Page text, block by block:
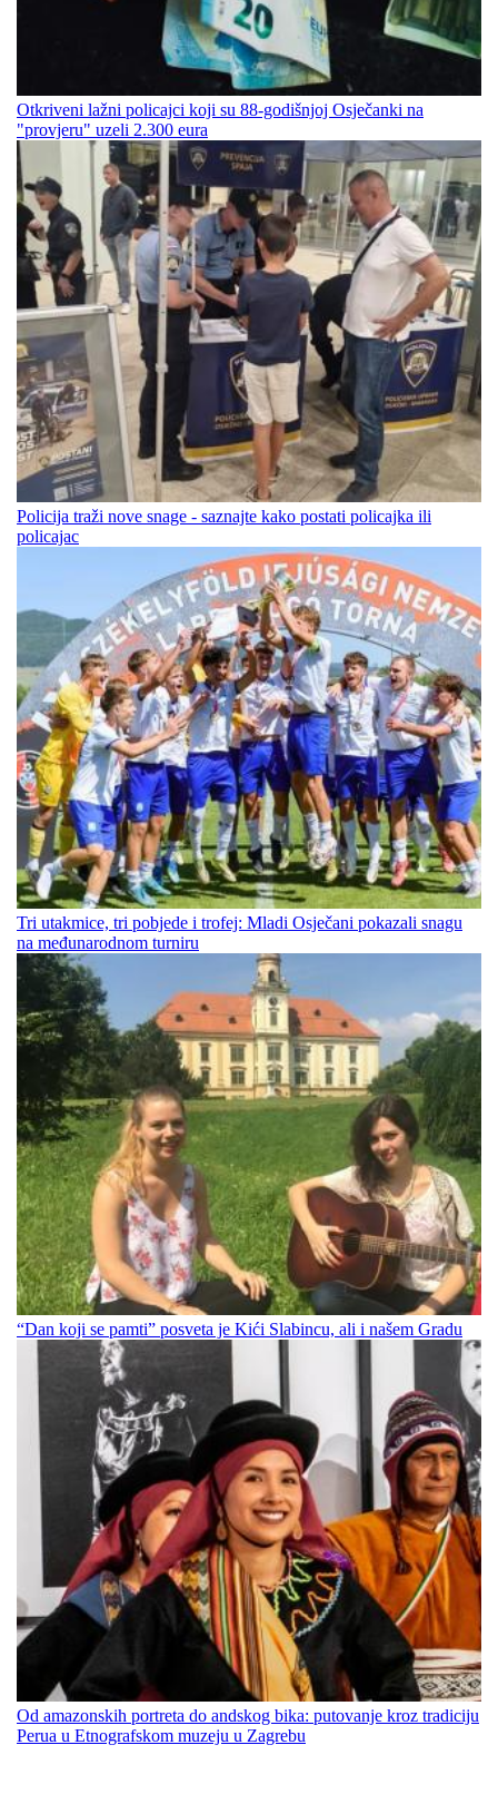
Otkriveni lažni policajci koji su 88-godišnjoj Osječanki na
"provjeru" uzeli 2.300 eura
Policija traži nove snage - saznajte kako postati policajka ili
policajac
Tri utakmice, tri pobjede i trofej: Mladi Osječani pokazali snagu
na međunarodnom turniru
“Dan koji se pamti” posveta je Kići Slabincu, ali i našem Gradu
Od amazonskih portreta do andskog bika: putovanje kroz tradiciju
Perua u Etnografskom muzeju u Zagrebu